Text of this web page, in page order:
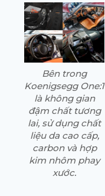
Bên trong
Koenigsegg One:1
là không gian
đậm chất tương
lai, sử dụng chất
liệu da cao cấp,
carbon và hợp
kim nhôm phay
xước.